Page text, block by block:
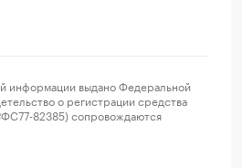
информации выдано Федеральной
о регистрации средства
82385) сопровождаются